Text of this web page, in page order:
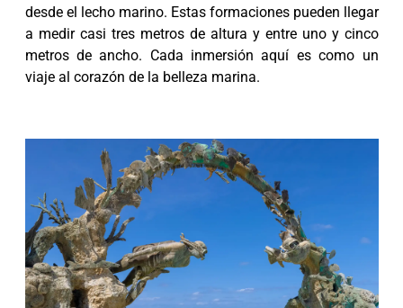
desde el lecho marino. Estas formaciones pueden llegar
a medir casi tres metros de altura y entre uno y cinco
metros de ancho. Cada inmersión aquí es como un
viaje al corazón de la belleza marina.